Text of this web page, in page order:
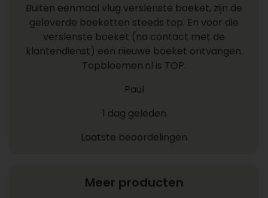
Buiten eenmaal vlug verslenste boeket, zijn de
geleverde boeketten steeds top. En voor die
verslenste boeket (na contact met de
klantendienst) een nieuwe boeket ontvangen.
Topbloemen.nl is TOP.
Paul
1 dag geleden
Laatste beoordelingen
Meer producten